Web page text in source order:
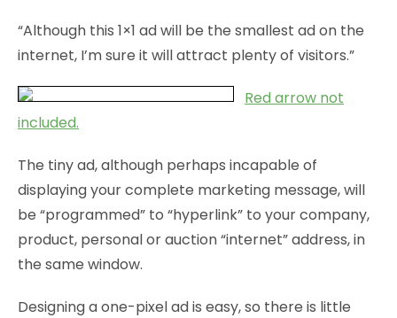
“Although this 1×1 ad will be the smallest ad on the
internet, I’m sure it will attract plenty of visitors.”
Red arrow not
included.
The tiny ad, although perhaps incapable of
displaying your complete marketing message, will
be “programmed” to “hyperlink” to your company,
product, personal or auction “internet” address, in
the same window.
Designing a one-pixel ad is easy, so there is little